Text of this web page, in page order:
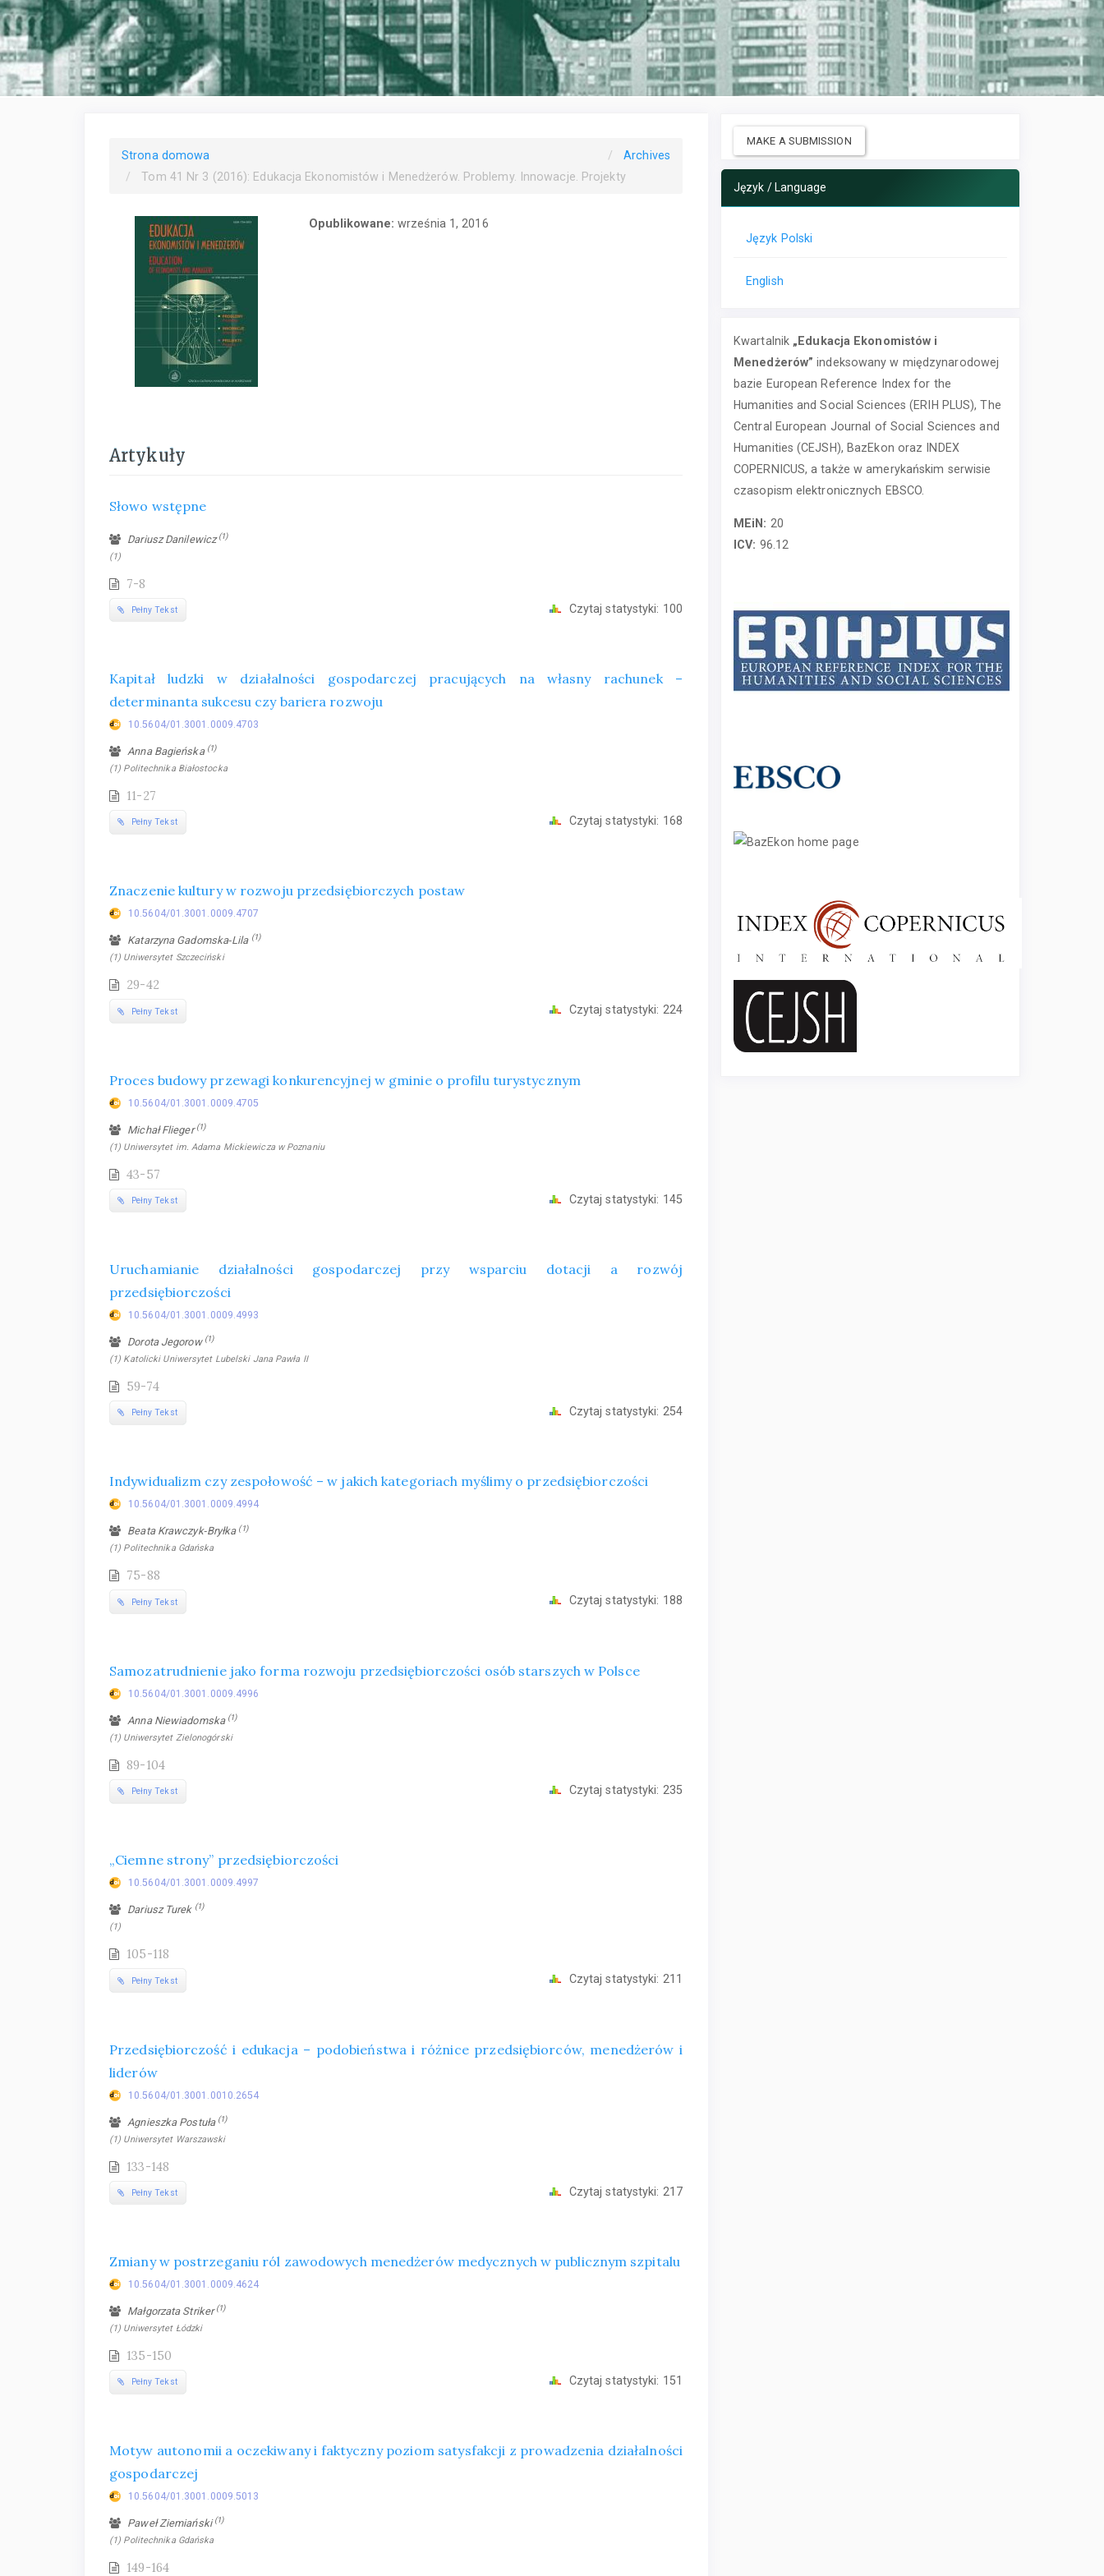
Strona domowa
Archives
Tom 41 Nr 3 (2016): Edukacja Ekonomistów i Menedżerów. Problemy. Innowacje. Projekty
Opublikowane:września 1, 2016
Artykuły
Słowo wstępne
Dariusz Danilewicz(1)
(1)
7-8
Pełny Tekst Czytaj statystyki: 100
Kapitał ludzki w działalności gospodarczej pracujących na własny rachunek –
determinanta sukcesu czy bariera rozwoju
10.5604/01.3001.0009.4703
Anna Bagieńska (1)
(1) Politechnika Białostocka
11-27
Pełny Tekst Czytaj statystyki: 168
Znaczenie kultury w rozwoju przedsiębiorczych postaw
10.5604/01.3001.0009.4707
Katarzyna Gadomska‑Lila (1)
(1) Uniwersytet Szczeciński
29-42
Pełny Tekst Czytaj statystyki: 224
Proces budowy przewagi konkurencyjnej w gminie o profilu turystycznym
10.5604/01.3001.0009.4705
Michał Flieger(1)
(1) Uniwersytet im. Adama Mickiewicza w Poznaniu
43-57
Pełny Tekst Czytaj statystyki: 145
Uruchamianie działalności gospodarczej przy wsparciu dotacji a rozwój
przedsiębiorczości
10.5604/01.3001.0009.4993
Dorota Jegorow (1)
(1) Katolicki Uniwersytet Lubelski Jana Pawła II
59-74
Pełny Tekst Czytaj statystyki: 254
Indywidualizm czy zespołowość – w jakich kategoriach myślimy o przedsiębiorczości
10.5604/01.3001.0009.4994
Beata Krawczyk‑Bryłka (1)
(1) Politechnika Gdańska
75-88
Pełny Tekst Czytaj statystyki: 188
Samozatrudnienie jako forma rozwoju przedsiębiorczości osób starszych w Polsce
10.5604/01.3001.0009.4996
Anna Niewiadomska (1)
(1) Uniwersytet Zielonogórski
89-104
Pełny Tekst Czytaj statystyki: 235
„Ciemne strony” przedsiębiorczości
10.5604/01.3001.0009.4997
Dariusz Turek (1)
(1)
105-118
Pełny Tekst Czytaj statystyki: 211
Przedsiębiorczość i edukacja – podobieństwa i różnice przedsiębiorców, menedżerów i
liderów
10.5604/01.3001.0010.2654
Agnieszka Postuła (1)
(1) Uniwersytet Warszawski
133-148
Pełny Tekst Czytaj statystyki: 217
Zmiany w postrzeganiu ról zawodowych menedżerów medycznych w publicznym szpitalu
10.5604/01.3001.0009.4624
Małgorzata Striker(1)
(1) Uniwersytet Łódzki
135-150
Pełny Tekst Czytaj statystyki: 151
Motyw autonomii a oczekiwany i faktyczny poziom satysfakcji z prowadzenia działalności
gospodarczej
10.5604/01.3001.0009.5013
Paweł Ziemiański(1)
(1) Politechnika Gdańska
149-164
MAKE A SUBMISSION
Język / Language
Język Polski
English
Kwartalnik „Edukacja Ekonomistów i
Menedżerów” indeksowany w międzynarodowej
bazie European Reference Index for the
Humanities and Social Sciences (ERIH PLUS), The
Central European Journal of Social Sciences and
Humanities (CEJSH), BazEkon oraz INDEX
COPERNICUS, a także w amerykańskim serwisie
czasopism elektronicznych EBSCO.
MEiN: 20
ICV: 96.12